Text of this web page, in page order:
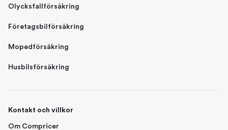
Olycksfallförsäkring
Företagsbilförsäkring
Mopedförsäkring
Husbilsförsäkring
Kontakt och villkor
Om Compricer